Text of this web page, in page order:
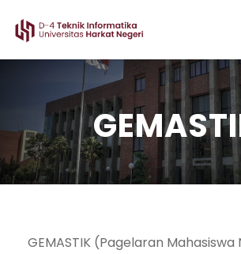
GEMASTIK (Pagelaran Mahasiswa